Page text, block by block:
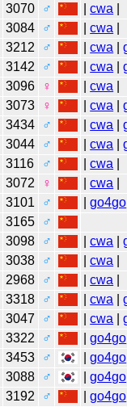
3070 ♂ |cwa
3084 ♂ |cwa
3212 ♂ |cwa |
3142 ♂ |cwa |
3096 ♀ |cwa
3073 ♀ |cwa |
3434 ♂ |cwa |
3044 ♂ |cwa |
3116 ♂ |cwa
3072 ♀ |cwa
3101 ♂ |go4go
3165
♂
3098 ♂ |cwa |
3038 ♂ |cwa
2968 ♂ |cwa
3318 ♂ |cwa |
3047 ♂ |cwa |
3322 ♂ |go4go
3453 ♂ |go4go
3088 ♂ |go4go
3192 ♂ |go4go